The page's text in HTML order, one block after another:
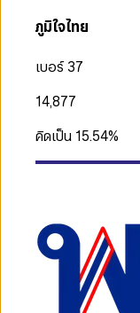
ภูมิใจไทย
เบอร์ 37
14,877
คิดเป็น 15.54%